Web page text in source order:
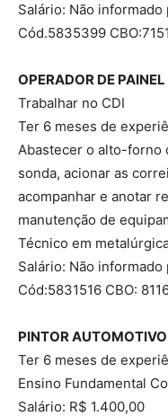
Salário: Não informado
Cód.5835399
OPERADOR DE
Trabalhar no CDI
Ter 6 meses de
Abastecer o alto-forno
sonda, acionar as
acompanhar e anotar
manutenção de
Técnico em
Salário: Não informado
Cód:5831516 CBO:
PINTOR
Ter 6 meses de
Ensino Fundamental
Salário: R$ 1.400,00